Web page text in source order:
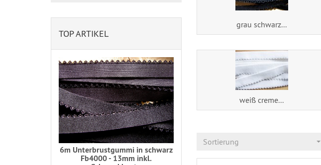
grau schwarz...
weiß creme...
Sortierung
TOP ARTIKEL
6m Unterbrustgummi in schwarz
Fb4000 - 13mm inkl.